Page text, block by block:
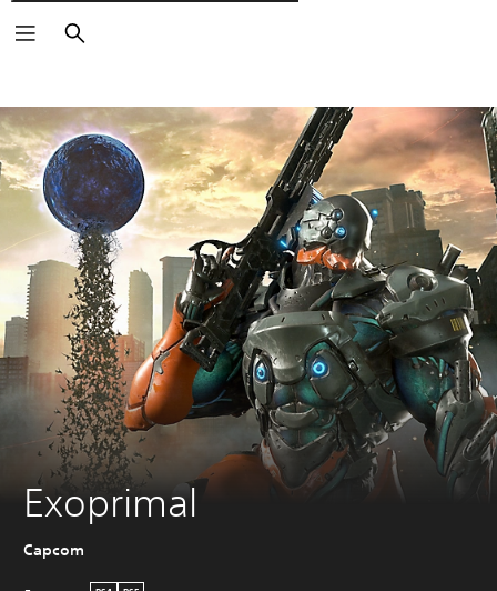
Поиск
Exoprimal
Capcom